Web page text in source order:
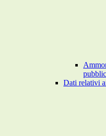
Dati relativi